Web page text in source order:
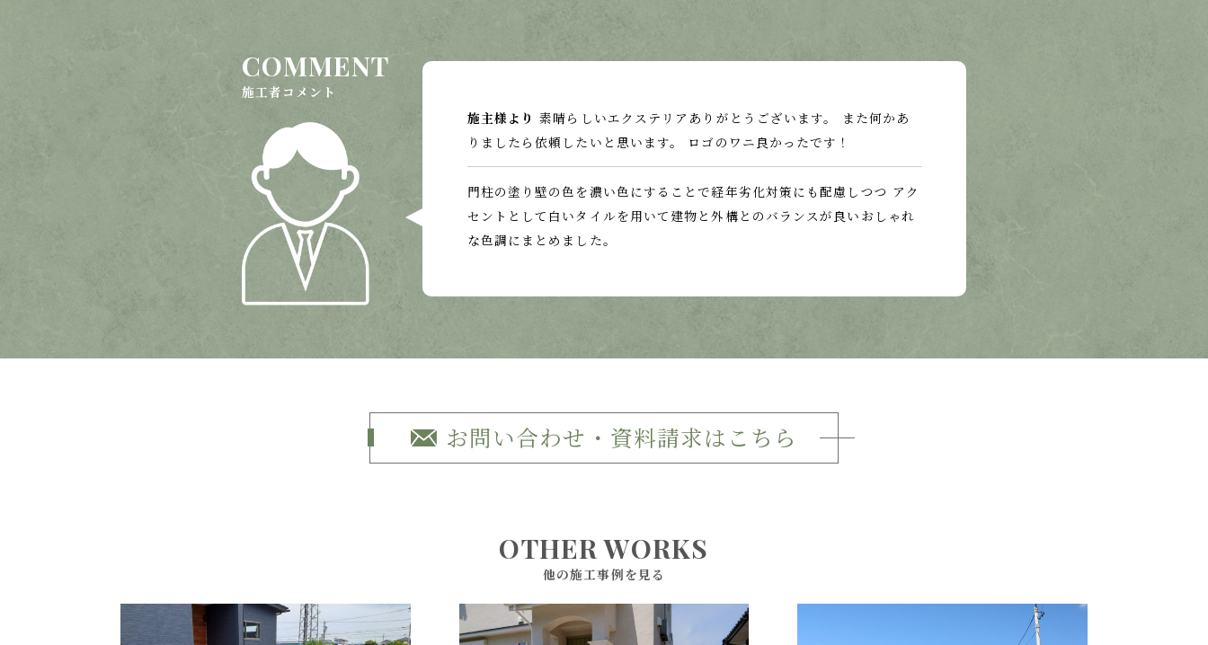
COMMENT
施工者コメント
施主様より 素晴らしいエクステリアありがとうございます。 また何かあ
りましたら依頼したいと思います。 ロゴのワニ良かったです！
門柱の塗り壁の色を濃い色にすることで経年劣化対策にも配慮しつつ アク
セントとして白いタイルを用いて建物と外構とのバランスが良いおしゃれ
な色調にまとめました。
お問い合わせ・資料請求はこちら
OTHER WORKS
他の施工事例を見る